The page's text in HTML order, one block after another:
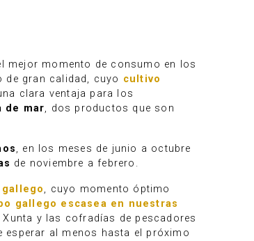
mejor momento de consumo en los
de gran calidad, cuyo cultivo
clara ventaja para los
de mar, dos productos que son
, en los meses de junio a octubre
de noviembre a febrero.
, cuyo momento óptimo
gallego escasea en nuestras
y las cofradías de pescadores
esperar al menos hasta el próximo